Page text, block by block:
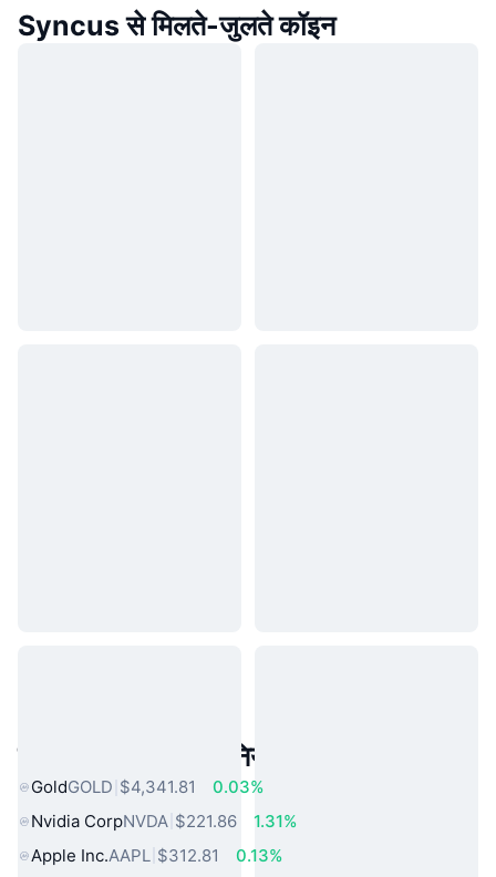
Syncus से मिलते-जुलते कॉइन
लोकप्रिय वास्तविक दुनिया की संपत्तियां
GoldGOLD $4,341.81
0.03%
Nvidia CorpNVDA $221.86
1.31%
Apple Inc.AAPL $312.81
0.13%